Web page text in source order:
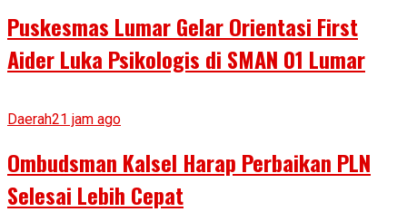
Puskesmas Lumar Gelar Orientasi First
Aider Luka Psikologis di SMAN 01 Lumar
Daerah21 jam ago
Ombudsman Kalsel Harap Perbaikan PLN
Selesai Lebih Cepat